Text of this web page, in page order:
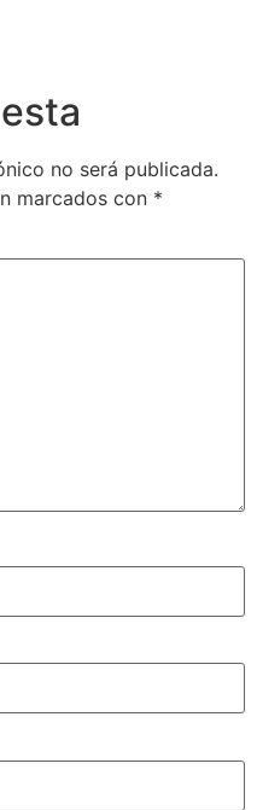
no será publicada.
marcados con *